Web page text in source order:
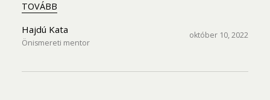
TOVÁBB
Hajdú Kata
Önismereti mentor
október 10, 2022